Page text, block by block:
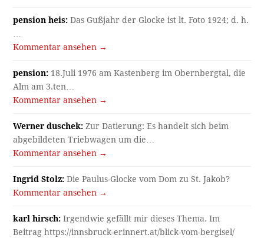
pension heis: Das Gußjahr der Glocke ist lt. Foto 1924; d. h.
…
Kommentar ansehen →
pension: 18.Juli 1976 am Kastenberg im Obernbergtal, die
Alm am 3.ten…
Kommentar ansehen →
Werner duschek: Zur Datierung: Es handelt sich beim
abgebildeten Triebwagen um die…
Kommentar ansehen →
Ingrid Stolz: Die Paulus-Glocke vom Dom zu St. Jakob?
Kommentar ansehen →
karl hirsch: Irgendwie gefällt mir dieses Thema. Im
Beitrag https://innsbruck-erinnert.at/blick-vom-bergisel/